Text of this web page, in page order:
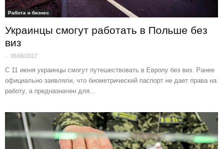
Работа и бизнес
Украинцы смогут работать в Польше без
виз
- 05/06/2017
С 11 июня украинцы смогут путешествовать в Европу без виз. Ранее
официально заявляли, что биометрический паспорт не дает права на
работу, а предназначен для...